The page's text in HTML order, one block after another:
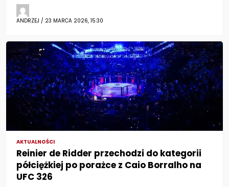
ANDRZEJ / 23 MARCA 2026, 15:30
AKTUALNOŚCI
Reinier de Ridder przechodzi do kategorii
półciężkiej po porażce z Caio Borralho na
UFC 326